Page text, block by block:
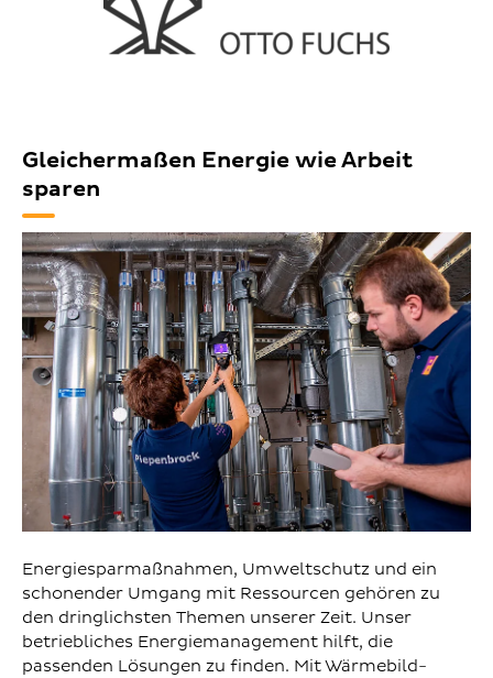
Gleichermaßen Energie wie Arbeit
sparen
Energiesparmaßnahmen, Umweltschutz und ein
schonender Umgang mit Ressourcen gehören zu
den dringlichsten Themen unserer Zeit. Unser
betriebliches Energiemanagement hilft, die
passenden Lösungen zu finden. Mit Wärmebild-